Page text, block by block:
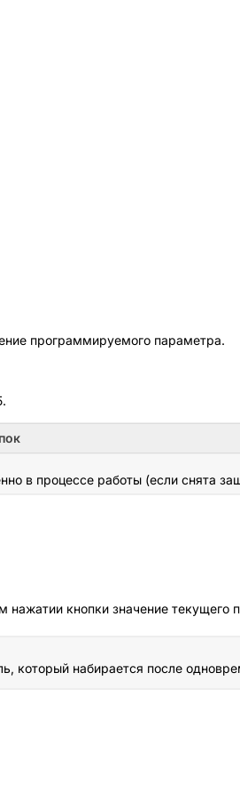
программируемого параметра.
в процессе работы (если снята
кнопки значение текущего
который набирается после